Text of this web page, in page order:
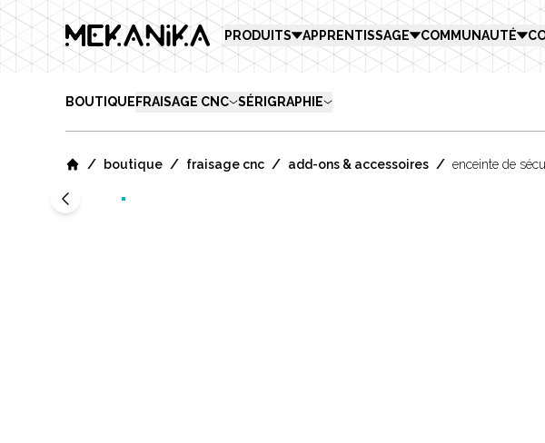
MEKANIKA PRODUITS APPRENTISSAGE COMMUNAUTÉ
BOUTIQUE FRAISAGE CNC SÉRIGRAPHIE
/ boutique / fraisage cnc / add-ons & accessoires / enceinte de